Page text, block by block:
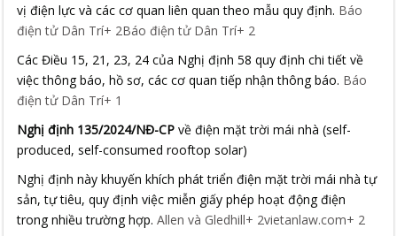
vị điện lực và các cơ quan liên quan theo mẫu quy định. Báo
điện tử Dân Trí+ 2Báo điện tử Dân Trí+ 2
Các Điều 15, 21, 23, 24 của Nghị định 58 quy định chi tiết về
việc thông báo, hồ sơ, các cơ quan tiếp nhận thông báo. Báo
điện tử Dân Trí+ 1
Nghị định 135/2024/NĐ-CP về điện mặt trời mái nhà (self-
produced, self-consumed rooftop solar)
Nghị định này khuyến khích phát triển điện mặt trời mái nhà tự
sản, tự tiêu, quy định việc miễn giấy phép hoạt động điện
trong nhiều trường hợp.Allen và Gledhill+ 2vietanlaw.com+ 2